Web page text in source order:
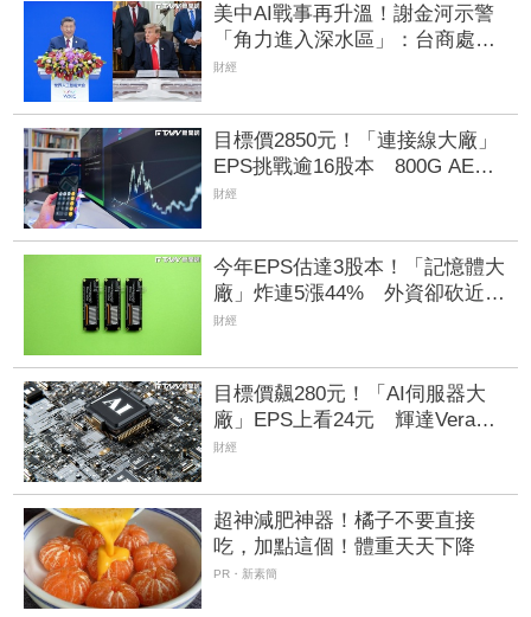
美中AI戰事再升溫！謝金河示警
「角力進入深水區」：台商處境
危險困難
財經
目標價2850元！「連接線大廠」
EPS挑戰逾16股本 800G AEC
訂單回補、併購效益逐步發酵
財經
今年EPS估達3股本！「記憶體大
廠」炸連5漲44% 外資卻砍近
1.8萬張抱回31.5億元
財經
目標價飆280元！「AI伺服器大
廠」EPS上看24元 輝達Vera
Rubin、超微Helios量產營運爆發
財經
超神減肥神器！橘子不要直接
吃，加點這個！體重天天下降
PR・新素簡